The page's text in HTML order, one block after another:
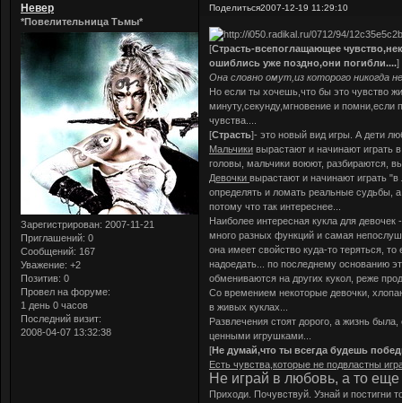
Поделиться2007-12-19 11:29:10
Невер
*Повелительница Тьмы*
Зарегистрирован: 2007-11-21
Приглашений: 0
Сообщений: 167
Уважение: +2
Позитив: 0
Провел на форуме:
1 день 0 часов
Последний визит:
2008-04-07 13:32:38
[Страсть-всепоглащающее
ошиблись уже поздно,они погибли....]
Она словно омут,из которого никогда
Но если ты хочешь,что бы это чувство
минуту,секунду,мгновение и помни,если
чувства....
[Страсть]- это новый вид игры. А дети
Мальчики вырастают и начинают играть
головы, мальчики воюют, разбираются,
Девочкивырастают и начинают играть
определять и ломать реальные судьбы,
потому что так интереснее...
Наиболее интересная кукла для
много разных функций и самая
она имеет свойство куда-то теряться,
надоедать... по последнему основанию
обмениваются на других кукол, реже
Со времением некоторые девочки,
в живых куклах...
Развлечения стоят дорого, а жизнь
ценными игрушками...
[Не думай,что ты всегда будешь
Есть чувства,которые не подвластны
Не играй в любовь, а то
Приходи. Почувствуй. Узнай и постигни